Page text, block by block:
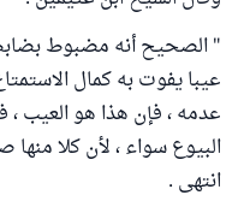
" الصحيح أنه مضبوط
عيبا يفوت به كمال
عدمه ، فإن هذا هو العيب
البيوع سواء ، لأن كلا
انتهى .